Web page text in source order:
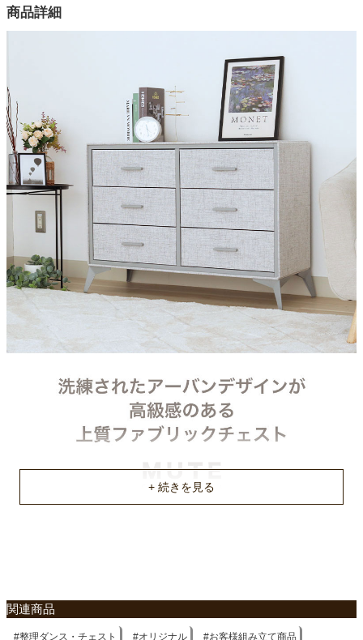
インテリア雑貨
タワー
2色
MDFボード
引出裏面
不織布
天板素材
ファブリック（ポリエステル100%）
フレーム素材
スチール
ポリエステル
アジャスター
粉体塗装
約30kg
商品詳細
関連商品
整理ダンス・チェスト オリジナル お客様組み立て商品